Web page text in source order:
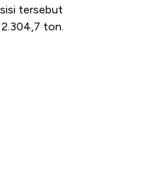
tersebut
2.304,7 ton.